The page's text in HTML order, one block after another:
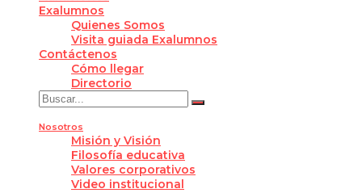
Exalumnos
Quienes Somos
Visita guiada Exalumnos
Contáctenos
Cómo llegar
Directorio
Nosotros
Misión y Visión
Filosofía educativa
Valores corporativos
Video institucional